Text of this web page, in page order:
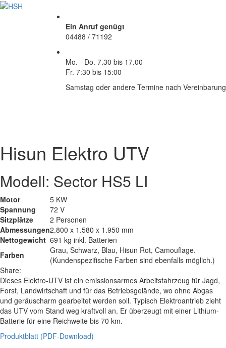
Ein Anruf genügt
04488 / 71192
Mo. - Do. 7.30 bis 17.00
Fr. 7:30 bis 15:00
Samstag oder andere Termine nach Vereinbarung
Hisun Elektro UTV
Modell: Sector HS5 LI
Motor
5 KW
Spannung
72 V
Sitzplätze
2 Personen
Abmessungen2.800 x 1.580 x 1.950 mm
Nettogewicht 691 kg inkl. Batterien
Farben
Grau, Schwarz, Blau, Hisun Rot, Camouflage.
(Kundenspezifische Farben sind ebenfalls möglich.)
Share:
Dieses Elektro-UTV ist ein emissionsarmes Arbeitsfahrzeug für Jagd,
Forst, Landwirtschaft und für das Betriebsgelände, wo ohne Abgas
und geräuscharm gearbeitet werden soll. Typisch Elektroantrieb zieht
das UTV vom Stand weg kraftvoll an. Er überzeugt mit einer Lithium-
Batterie für eine Reichweite bis 70 km.
Produktblatt (PDF-Download)